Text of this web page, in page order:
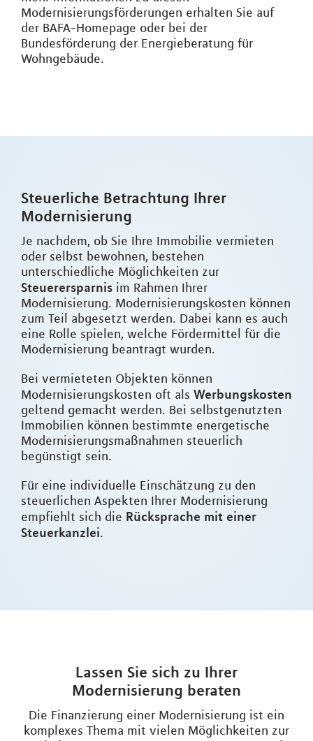
Modernisierungsförderungen erhalten Sie auf
der BAFA-Homepage oder bei der
Bundesförderung der Energieberatung für
Wohngebäude.
Steuerliche Betrachtung Ihrer
Modernisierung
Je nachdem, ob Sie Ihre Immobilie vermieten
oder selbst bewohnen, bestehen
unterschiedliche Möglichkeiten zur
Steuerersparnis im Rahmen Ihrer
Modernisierung. Modernisierungskosten können
zum Teil abgesetzt werden. Dabei kann es auch
eine Rolle spielen, welche Fördermittel für die
Modernisierung beantragt wurden.
Bei vermieteten Objekten können
Modernisierungskosten oft als Werbungskosten
geltend gemacht werden. Bei selbstgenutzten
Immobilien können bestimmte energetische
Modernisierungsmaßnahmen steuerlich
begünstigt sein.
Für eine individuelle Einschätzung zu den
steuerlichen Aspekten Ihrer Modernisierung
empfiehlt sich die Rücksprache mit einer
Steuerkanzlei.
Lassen Sie sich zu Ihrer
Modernisierung beraten
Die Finanzierung einer Modernisierung ist ein
komplexes Thema mit vielen Möglichkeiten zur